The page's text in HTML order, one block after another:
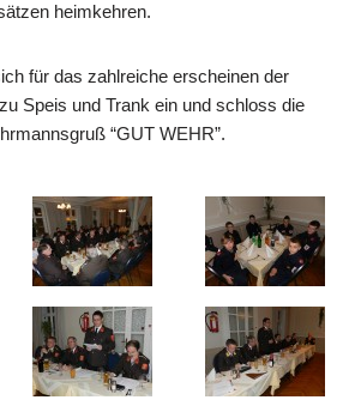
heimkehren.
für das zahlreiche erscheinen der
Speis und Trank ein und schloss die
“GUT WEHR”.